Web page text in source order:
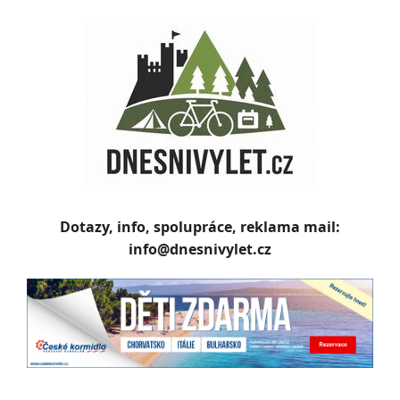
Dotazy, info, spolupráce, reklama mail:
info@dnesnivylet.cz